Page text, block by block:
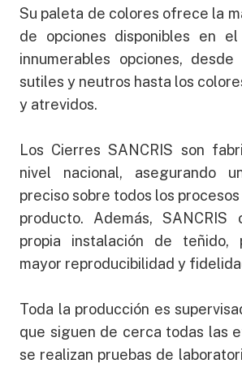
Su paleta de colores ofrece la
de opciones disponibles en el
innumerables opciones,
sutiles y neutros hasta los
y atrevidos.
Los Cierres SANCRIS son
nivel nacional, asegurando
preciso sobre todos los
producto. Además, SANCRIS
propia instalación de teñido,
mayor reproducibilidad y
Toda la producción es
que siguen de cerca todas las
se realizan pruebas de